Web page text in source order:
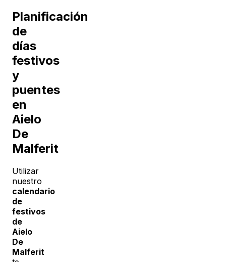
Planificación
de
días
festivos
y
puentes
en
Aielo
De
Malferit
Utilizar
nuestro
calendario
de
festivos
de
Aielo
De
Malferit